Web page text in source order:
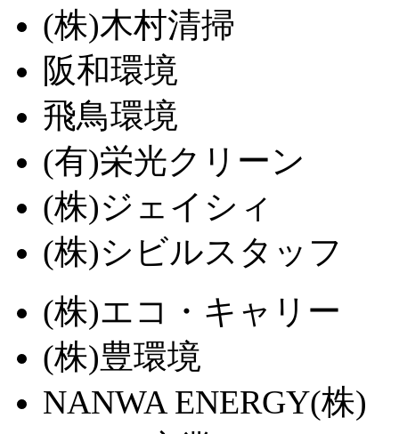
(株)木村清掃
阪和環境
飛鳥環境
(有)栄光クリーン
(株)ジェイシィ
(株)シビルスタッフ
(株)エコ・キャリー
(株)豊環境
NANWA ENERGY(株)